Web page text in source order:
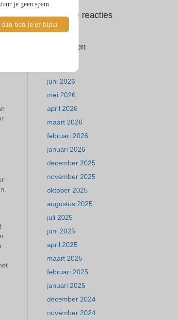
Recente reacties
Archieven
juni 2026
mei 2026
april 2026
maart 2026
februari 2026
januari 2026
december 2025
november 2025
oktober 2025
augustus 2025
juli 2025
juni 2025
april 2025
maart 2025
februari 2025
januari 2025
december 2024
november 2024
je geen spam.
ben je er bijna